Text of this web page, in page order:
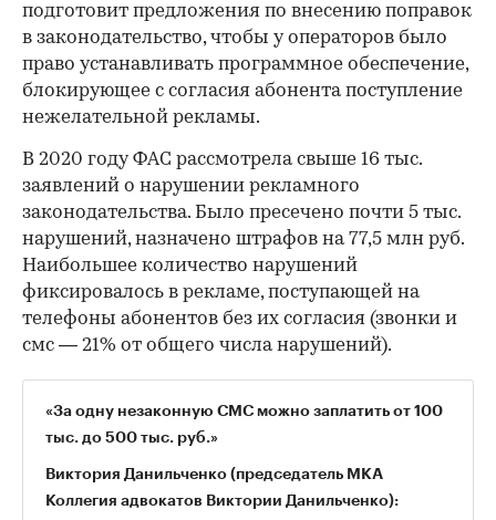
подготовит предложения по внесению поправок
в законодательство, чтобы у операторов было
право устанавливать программное обеспечение,
блокирующее с согласия абонента поступление
нежелательной рекламы.
В 2020 году ФАС рассмотрела свыше 16 тыс.
заявлений о нарушении рекламного
законодательства. Было пресечено почти 5 тыс.
нарушений, назначено штрафов на 77,5 млн руб.
Наибольшее количество нарушений
фиксировалось в рекламе, поступающей на
телефоны абонентов без их согласия (звонки и
смс — 21% от общего числа нарушений).
«За одну незаконную СМС можно заплатить от 100
тыс. до 500 тыс. руб.»
Виктория Данильченко (председатель МКА
Коллегия адвокатов Виктории Данильченко):